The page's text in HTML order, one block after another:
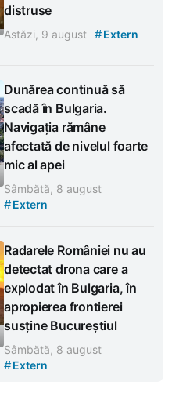
distruse
Astăzi, 9 august #Extern
Dunărea continuă să
scadă în Bulgaria.
Navigația rămâne
afectată de nivelul foarte
mic al apei
Sâmbătă, 8 august
#Extern
Radarele României nu au
detectat drona care a
explodat în Bulgaria, în
apropierea frontierei
susține Bucureștiul
Sâmbătă, 8 august
#Extern